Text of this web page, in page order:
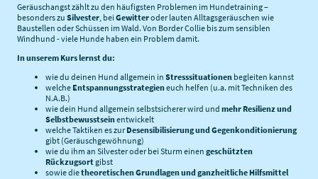
Geräuschangst zählt zu den häufigsten Problemen im Hundetraining –
besonders zu Silvester , bei Gewitteroder lauten Alltagsgeräuschen wie
Baustellen oder Schüssen im Wald. Von Border Collie bis zum sensiblen
Windhund - viele Hunde haben ein Problem damit.
In unserem Kurs lernst du:
wie du deinen Hund allgemein in Stresssituationen begleiten kannst
welche Entspannungsstrategieneuch helfen (u.a. mit Techniken des
N.A.B.)
wie dein Hund allgemein selbstsicherer wird und mehr Resilienz und
Selbstbewusstseinentwickelt
welche Taktiken es zur Desensibilisierung und Gegenkonditionierung
gibt (Geräuschgewöhnung)
wie du ihm an Silvester oder bei Sturm einen geschützten
Rückzugsortgibst
sowie dietheoretischen Grundlagen und ganzheitliche Hilfsmittel